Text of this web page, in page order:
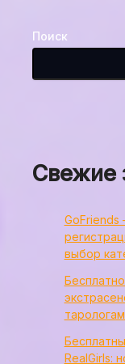
Поиск
Свежие
GoFriends
выбор
RealGirls: